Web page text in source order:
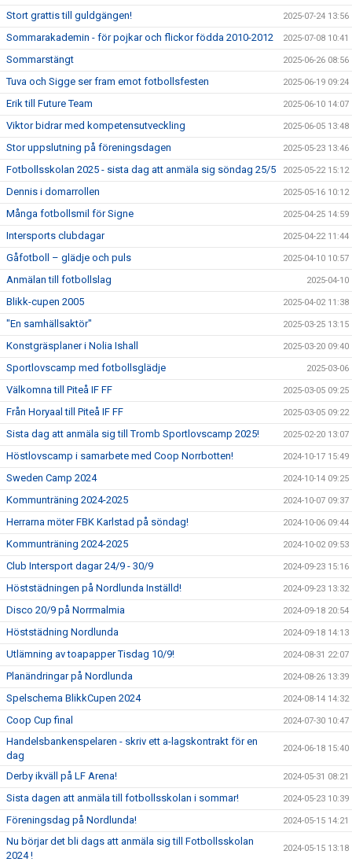
Stort grattis till guldgängen! 2025-07-24 13:56
Sommarakademin - för pojkar och flickor födda 2010-2012 2025-07-08 10:41
Sommarstängt 2025-06-26 08:56
Tuva och Sigge ser fram emot fotbollsfesten 2025-06-19 09:24
Erik till Future Team 2025-06-10 14:07
Viktor bidrar med kompetensutveckling 2025-06-05 13:48
Stor uppslutning på föreningsdagen 2025-05-23 13:46
Fotbollsskolan 2025 - sista dag att anmäla sig söndag 25/5 2025-05-22 15:12
Dennis i domarrollen 2025-05-16 10:12
Många fotbollsmil för Signe 2025-04-25 14:59
Intersports clubdagar 2025-04-22 11:44
Gåfotboll – glädje och puls 2025-04-10 10:57
Anmälan till fotbollslag 2025-04-10
Blikk-cupen 2005 2025-04-02 11:38
"En samhällsaktör" 2025-03-25 13:15
Konstgräsplaner i Nolia Ishall 2025-03-20 09:40
Sportlovscamp med fotbollsglädje 2025-03-06
Välkomna till Piteå IF FF 2025-03-05 09:25
Från Horyaal till Piteå IF FF 2025-03-05 09:22
Sista dag att anmäla sig till Tromb Sportlovscamp 2025! 2025-02-20 13:07
Höstlovscamp i samarbete med Coop Norrbotten! 2024-10-17 15:49
Sweden Camp 2024 2024-10-14 09:25
Kommunträning 2024-2025 2024-10-07 09:37
Herrarna möter FBK Karlstad på söndag! 2024-10-06 09:44
Kommunträning 2024-2025 2024-10-02 09:53
Club Intersport dagar 24/9 - 30/9 2024-09-23 15:16
Höststädningen på Nordlunda Inställd! 2024-09-23 13:32
Disco 20/9 på Norrmalmia 2024-09-18 20:54
Höststädning Nordlunda 2024-09-18 14:13
Utlämning av toapapper Tisdag 10/9! 2024-08-31 22:07
Planändringar på Nordlunda 2024-08-26 13:39
Spelschema BlikkCupen 2024 2024-08-14 14:32
Coop Cup final 2024-07-30 10:47
Handelsbankenspelaren - skriv ett a-lagskontrakt för en
dag
2024-06-18 15:40
Derby ikväll på LF Arena! 2024-05-31 08:21
Sista dagen att anmäla till fotbollsskolan i sommar! 2024-05-23 10:39
Föreningsdag på Nordlunda! 2024-05-15 14:21
Nu börjar det bli dags att anmäla sig till Fotbollsskolan
2024 !
2024-05-15 13:18